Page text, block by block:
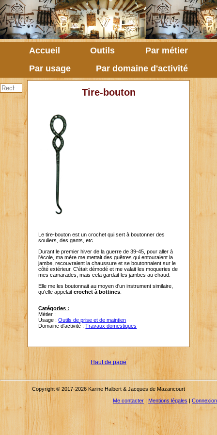
Accueil Outils
Par métier
Par usage
Par domaine d'activité
Tire-bouton
Le tire-bouton est un crochet qui sert à boutonner des
souliers, des gants, etc.
Durant le premier hiver de la guerre de 39-45, pour aller à
l'école, ma mère me mettait des guêtres qui entouraient la
jambe, recouvraient la chaussure et se boutonnaient sur le
côté extérieur. C'était démodé et me valait les moqueries de
mes camarades, mais cela gardait les jambes au chaud.
Elle me les boutonnait au moyen d'un instrument similaire,
qu'elle appelaitcrochet à bottines
Catégories :
Métier :
Usage :Outils de prise et de maintien
Domaine d'activité :Travaux domestiques
Haut de page
Copyright © 2017-2026 Karine Halbert & Jacques de Mazancourt
Me contacter | Mentions légales | Connexion